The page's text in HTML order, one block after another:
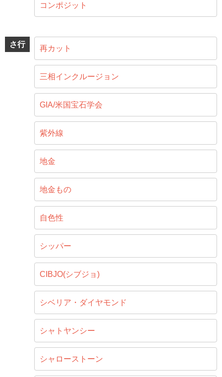
コンポジット
さ行 再カット
三相インクルージョン
GIA/米国宝石学会
紫外線
地金
地金もの
自色性
シッパー
CIBJO(シブジョ)
シベリア・ダイヤモンド
シャトヤンシー
シャローストーン